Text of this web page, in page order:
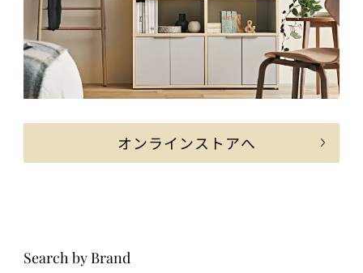
オンラインストアへ
Search by Brand